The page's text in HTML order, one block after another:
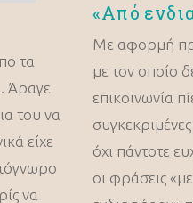
τα
Άραγε
του να
είχε
να
«Από
Με αφορμή
με τον οποίο
επικοινωνία
όχι πάντοτε
οι φράσεις